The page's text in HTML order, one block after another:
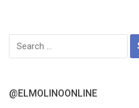
Search
for:
@ELMOLINOONLINE